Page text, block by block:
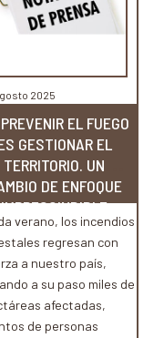
2025
EL FUEGO
GESTIONAR EL
TERRITORIO. UN
DE ENFOQUE
IMPRESCINDIBLE
verano, los incendios
regresan con
a nuestro país,
a su paso miles de
afectadas,
de personas